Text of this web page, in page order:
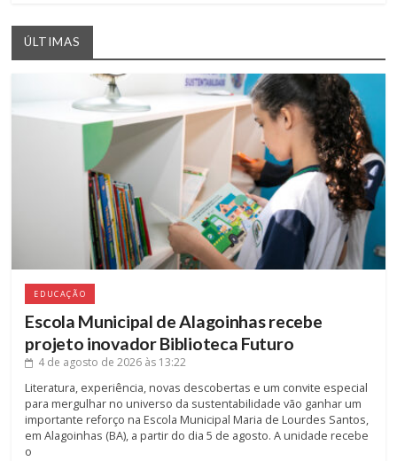
ÚLTIMAS
EDUCAÇÃO
Escola Municipal de Alagoinhas recebe
projeto inovador Biblioteca Futuro
4 de agosto de 2026 às 13:22
Literatura, experiência, novas descobertas e um convite especial
para mergulhar no universo da sustentabilidade vão ganhar um
importante reforço na Escola Municipal Maria de Lourdes Santos,
em Alagoinhas (BA), a partir do dia 5 de agosto. A unidade recebe
o